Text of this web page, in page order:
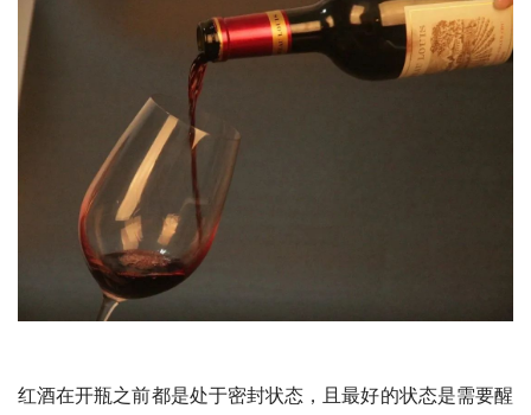
红酒在开瓶之前都是处于密封状态，且最好的状态是需要醒